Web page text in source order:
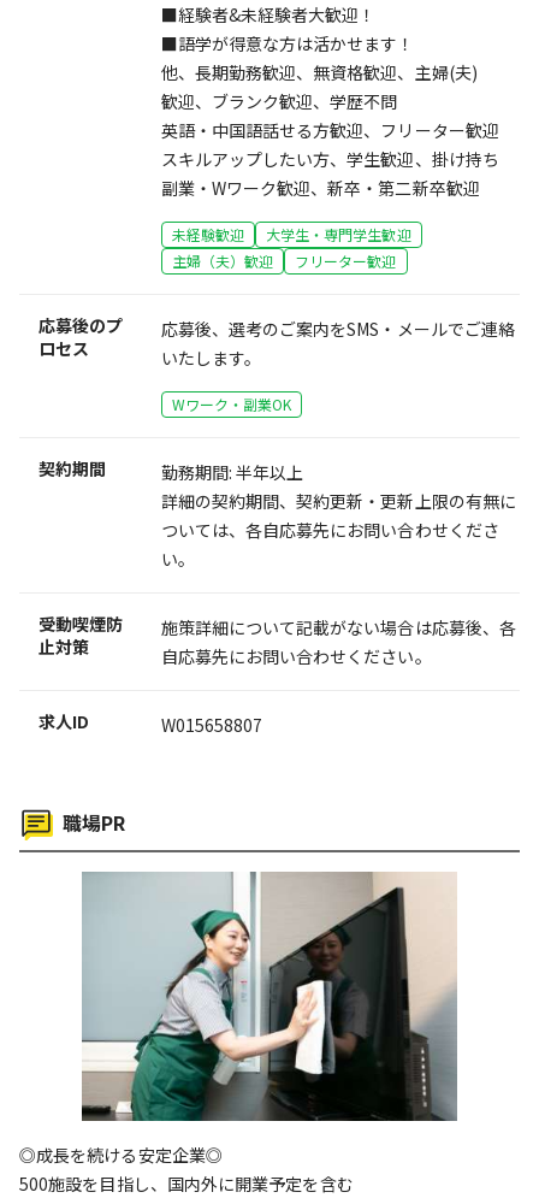
■経験者&未経験者大歓迎！
■語学が得意な方は活かせます！
他、長期勤務歓迎、無資格歓迎、主婦(夫)
歓迎、ブランク歓迎、学歴不問
英語・中国語話せる方歓迎、フリーター歓迎
スキルアップしたい方、学生歓迎、掛け持ち
副業・Wワーク歓迎、新卒・第二新卒歓迎
未経験歓迎
大学生・専門学生歓迎
主婦（夫）歓迎
フリーター歓迎
応募後のプ
ロセス
応募後、選考のご案内をSMS・メールでご連絡
いたします。
Wワーク・副業OK
契約期間
勤務期間: 半年以上
詳細の契約期間、契約更新・更新上限の有無に
ついては、各自応募先にお問い合わせくださ
い。
受動喫煙防
止対策
施策詳細について記載がない場合は応募後、各
自応募先にお問い合わせください。
求人ID W015658807
職場PR
◎成長を続ける安定企業◎
500施設を目指し、国内外に開業予定を含む